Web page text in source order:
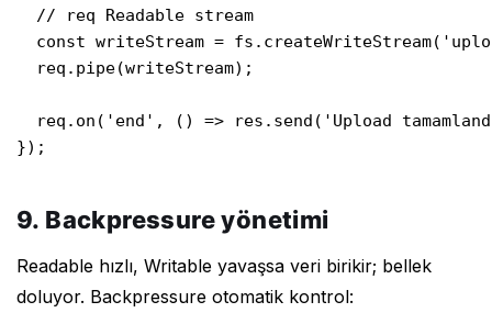
  // req Readable stream
const writeStream =
  req.pipe(writeStream);
req.on('end', () => res.send('Upload
});
9. Backpressure yönetimi
Readable hızlı, Writable yavaşsa veri birikir; bellek
doluyor. Backpressure otomatik kontrol: